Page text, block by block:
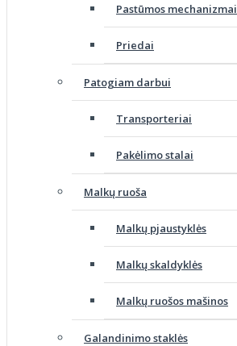
Pastūmos mechanizmai
Priedai
Patogiam darbui
Transporteriai
Pakėlimo stalai
Malkų ruoša
Malkų pjaustyklės
Malkų skaldyklės
Malkų ruošos mašinos
Galandinimo staklės